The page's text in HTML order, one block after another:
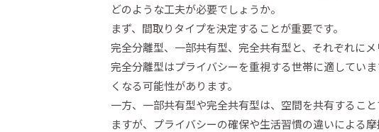
どのような工夫が必要でしょうか。
まず、間取りタイプを決定することが重要です。
完全分離型、一部共有型、完全共有型と、それぞれにメ
完全分離型はプライバシーを重視する世帯に適してい
くなる可能性があります。
一方、一部共有型や完全共有型は、空間を共有するこ
ますが、プライバシーの確保や生活習慣の違いによる